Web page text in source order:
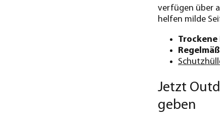
verfügen über
helfen milde
Trockene
Jetzt
geben